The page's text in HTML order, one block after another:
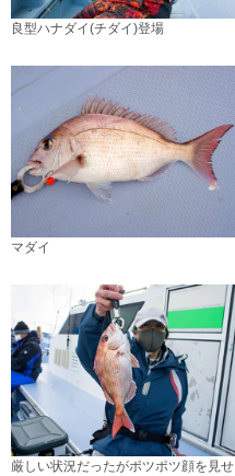
良型ハナダイ(チダイ)登場
マダイ
厳しい状況だったがポツポツ顔を見せ